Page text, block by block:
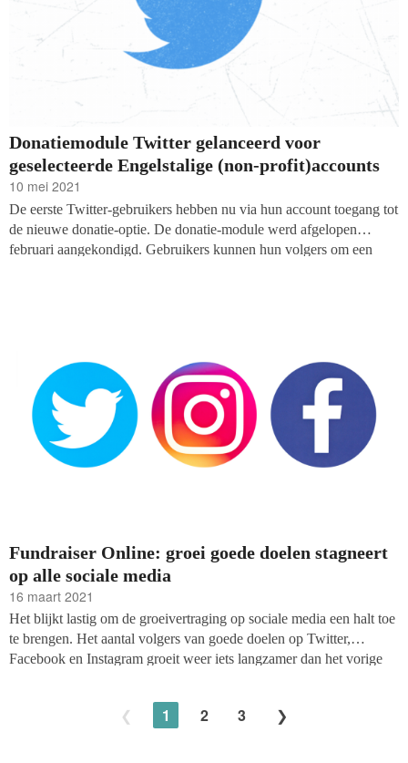
Donatiemodule Twitter gelanceerd voor
geselecteerde Engelstalige (non-profit)accounts
10 mei 2021
De eerste Twitter-gebruikers hebben nu via hun account toegang tot
de nieuwe donatie-optie. De donatie-module werd afgelopen
februari aangekondigd. Gebruikers kunnen hun volgers om een
Fundraiser Online: groei goede doelen stagneert
op alle sociale media
16 maart 2021
Het blijkt lastig om de groeivertraging op sociale media een halt toe
te brengen. Het aantal volgers van goede doelen op Twitter,
Facebook en Instagram groeit weer iets langzamer dan het vorige
Online na metingen in februari en maart. In veel gevallen zitten er
dusdanige haken en ogen aan de resultaten dat er niet van
1 2 3